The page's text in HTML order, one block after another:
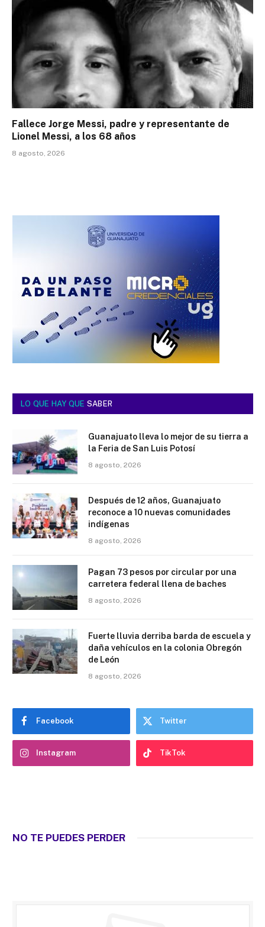
Fallece Jorge Messi, padre y representante de
Lionel Messi, a los 68 años
8 agosto, 2026
LO QUE HAY QUE SABER
Guanajuato lleva lo mejor de su tierra a
la Feria de San Luis Potosí
8 agosto, 2026
Después de 12 años, Guanajuato
reconoce a 10 nuevas comunidades
indígenas
8 agosto, 2026
Pagan 73 pesos por circular por una
carretera federal llena de baches
8 agosto, 2026
Fuerte lluvia derriba barda de escuela y
daña vehículos en la colonia Obregón
de León
8 agosto, 2026
Facebook Twitter
Instagram TikTok
NO TE PUEDES PERDER